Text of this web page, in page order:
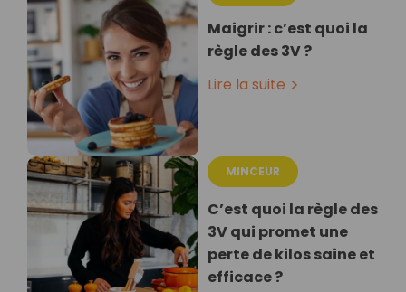
Maigrir : c’est quoi la
règle des 3V ?
Lire la suite
MINCEUR
C’est quoi la règle des
3V qui promet une
perte de kilos saine et
efficace ?